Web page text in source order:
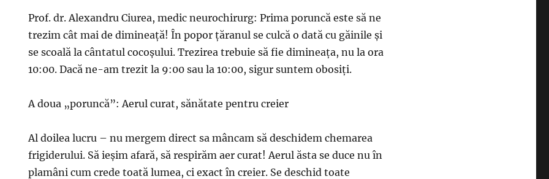
Prof. dr. Alexandru Ciurea, medic neurochirurg: Prima poruncă este să ne
trezim cât mai de dimineaţă! În popor ţăranul se culcă o dată cu găinile şi
se scoală la cântatul cocoşului. Trezirea trebuie să fie dimineaţa, nu la ora
10:00. Dacă ne-am trezit la 9:00 sau la 10:00, sigur suntem obosiţi.
A doua „poruncă”: Aerul curat, sănătate pentru creier
Al doilea lucru – nu mergem direct sa mâncam să deschidem chemarea
frigiderului. Să ieşim afară, să respirăm aer curat! Aerul ăsta se duce nu în
plamâni cum crede toată lumea, ci exact în creier. Se deschid toate